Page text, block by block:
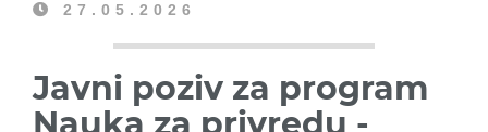
27.05.2026
Javni poziv za program